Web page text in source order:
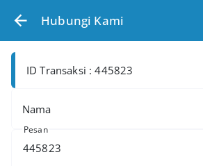
Hubungi Kami
ID Transaksi : 445823
Nama
Pesan